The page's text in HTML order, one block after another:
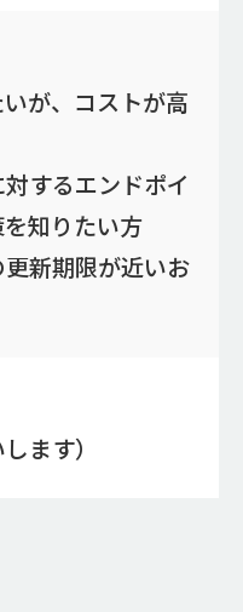
いが、コストが高
するエンドポイ
知りたい方
新期限が近いお
ます）